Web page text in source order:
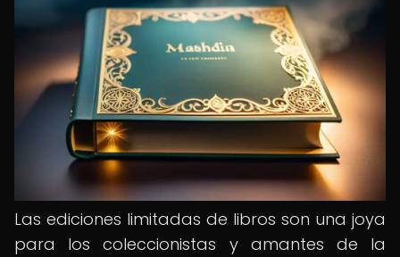
Las ediciones limitadas de libros son una joya
para los coleccionistas y amantes de la